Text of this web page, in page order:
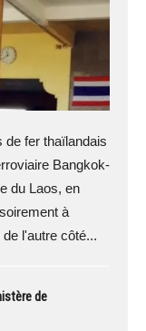
de fer thaïlandais
Bangkok-
du Laos, en
à
l'autre côté...
de